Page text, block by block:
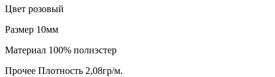
Цвет розовый
Размер 10мм
Материал 100% полиэстер
Прочее Плотность 2,08гр/м.